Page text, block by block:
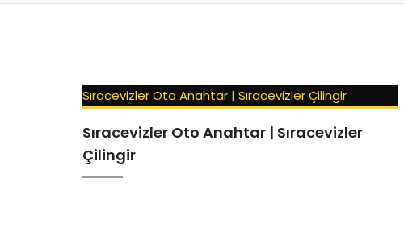
Sıracevizler Oto Anahtar | Sıracevizler Çilingir
Sıracevizler Oto Anahtar | Sıracevizler
Çilingir